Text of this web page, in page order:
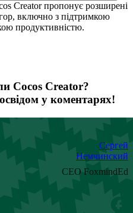
Creator пропонує розширені
включно з підтримкою
продуктивністю.
Cocos Creator?
у коментарях!
Сергей
Немчинский
CEO FoxmindEd